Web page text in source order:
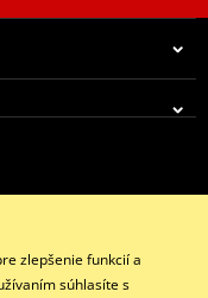
| Ne: Zatvorené
zlepšenie funkcií a
súhlasíte s